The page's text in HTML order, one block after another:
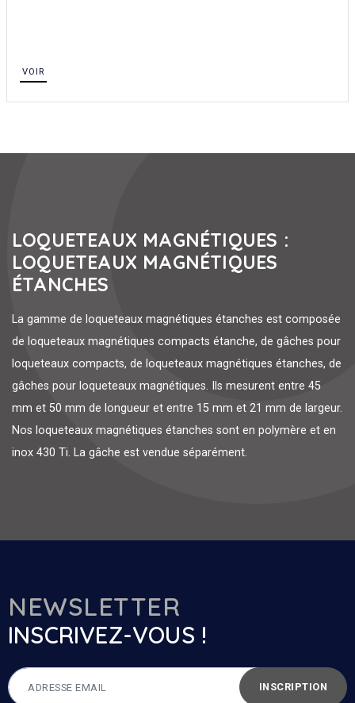
VOIR
LOQUETEAUX MAGNÉTIQUES :
LOQUETEAUX MAGNÉTIQUES
ÉTANCHES
La gamme de loqueteaux magnétiques étanches est composée
de loqueteaux magnétiques compacts étanche, de gâches pour
loqueteaux compacts, de loqueteaux magnétiques étanches, de
gâches pour loqueteaux magnétiques. Ils mesurent entre 45
mm et 50 mm de longueur et entre 15 mm et 21 mm de largeur.
Nos loqueteaux magnétiques étanches sont en polymère et en
inox 430 Ti. La gâche est vendue séparément.
NEWSLETTER
INSCRIVEZ-VOUS !
INSCRIPTION